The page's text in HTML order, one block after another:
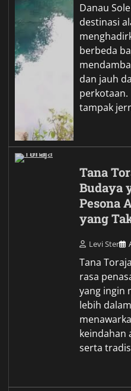
Danau
destinasi
berbeda
dan jauh
perkotaan.
tampak
Tana
Budaya
Pesona
yang
Levi Ster
Tana
rasa
yang ingin
lebih
keindahan
serta